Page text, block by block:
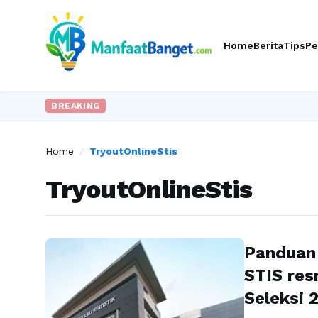
HomeBeritaTips
BREAKING
Home / TryoutOnlineStis
TryoutOnlineStis
STIS
Seleksi